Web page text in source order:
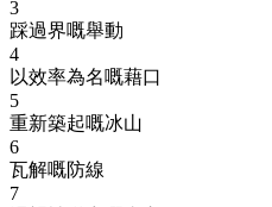
3
踩過界嘅舉動
4
以效率為名嘅藉口
5
重新築起嘅冰山
6
瓦解嘅防線
7